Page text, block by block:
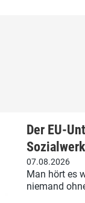
Der EU-
07.08.2026
Man hört es
niemand